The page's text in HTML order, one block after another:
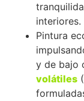
interiores.
Pintura
y de bajo
volátiles